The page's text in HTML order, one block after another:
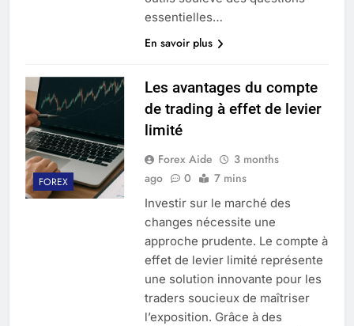
essentielles…
En savoir plus
FOREX
Les avantages du compte
de trading à effet de levier
limité
Forex Aide
3 months
ago
0 7 mins
Investir sur le marché des
changes nécessite une
approche prudente. Le compte à
effet de levier limité représente
une solution innovante pour les
traders soucieux de maîtriser
l’exposition. Grâce à des